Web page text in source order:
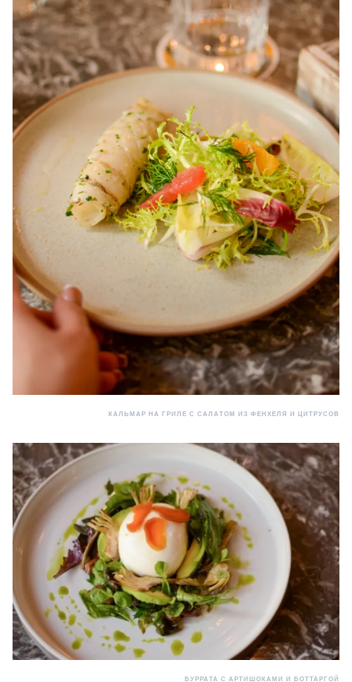
КАЛЬМАР НА ГРИЛЕ С САЛАТОМ ИЗ ФЕНХЕЛЯ И ЦИТРУСОВ
БУРРАТА С АРТИШОКАМИ И БОТТАРГОЙ